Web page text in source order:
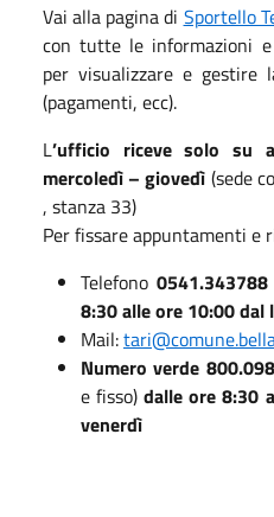
Vai alla pagina di Sportello
con tutte le informazioni
per visualizzare e gestire
(pagamenti, ecc).
L’ufficio riceve solo su
mercoledì – giovedì (sede
, stanza 33)
Per fissare appuntamenti e
Telefono
8:30 alle ore 10:00 dal
Mail:
Numero verde
e fisso)dalle ore 8:30
venerdì